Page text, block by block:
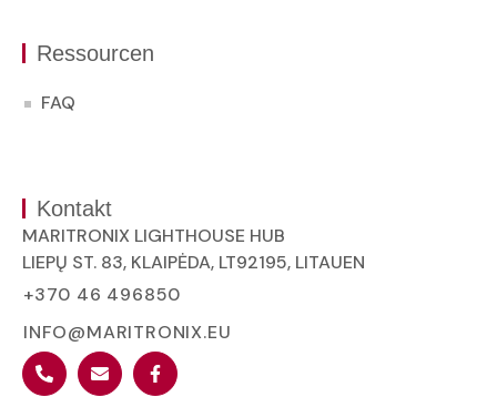
Ressourcen
FAQ
Kontakt
MARITRONIX LIGHTHOUSE HUB
LIEPŲ ST. 83, KLAIPĖDA, LT92195, LITAUEN
+370 46 496850
INFO@MARITRONIX.EU